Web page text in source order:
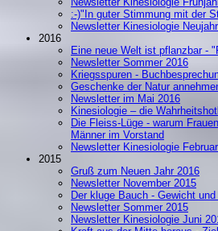
:-)"In guter Stimmung mit der
Newsletter Kinesiologie
2016
Eine neue Welt ist pflanzbar -
Newsletter Sommer 2016
Kriegsspuren -
Geschenke der Natur
Newsletter im Mai 2016
Kinesiologie – die
Die Fleiss-Lüge - warum
Männer im Vorstand
Newsletter Kinesiologie
2015
Gruß zum Neuen Jahr 2016
Newsletter November 2015
Der kluge Bauch - Gewicht
Newsletter Sommer 2015
Newsletter Kinesiologie Juni